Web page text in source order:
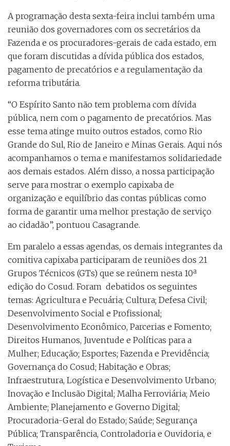
A programação desta sexta-feira inclui também uma
reunião dos governadores com os secretários da
Fazenda e os procuradores-gerais de cada estado, em
que foram discutidas a dívida pública dos estados,
pagamento de precatórios e a regulamentação da
reforma tributária.
“O Espírito Santo não tem problema com dívida
pública, nem com o pagamento de precatórios. Mas
esse tema atinge muito outros estados, como Rio
Grande do Sul, Rio de Janeiro e Minas Gerais. Aqui nós
acompanhamos o tema e manifestamos solidariedade
aos demais estados. Além disso, a nossa participação
serve para mostrar o exemplo capixaba de
organização e equilíbrio das contas públicas como
forma de garantir uma melhor prestação de serviço
ao cidadão”, pontuou Casagrande.
Em paralelo a essas agendas, os demais integrantes da
comitiva capixaba participaram de reuniões dos 21
Grupos Técnicos (GTs) que se reúnem nesta 10ª
edição do Cosud. Foram debatidos os seguintes
temas: Agricultura e Pecuária; Cultura; Defesa Civil;
Desenvolvimento Social e Profissional;
Desenvolvimento Econômico, Parcerias e Fomento;
Direitos Humanos, Juventude e Políticas para a
Mulher; Educação; Esportes; Fazenda e Previdência;
Governança do Cosud; Habitação e Obras;
Infraestrutura, Logística e Desenvolvimento Urbano;
Inovação e Inclusão Digital; Malha Ferroviária; Meio
Ambiente; Planejamento e Governo Digital;
Procuradoria-Geral do Estado; Saúde; Segurança
Pública; Transparência, Controladoria e Ouvidoria, e